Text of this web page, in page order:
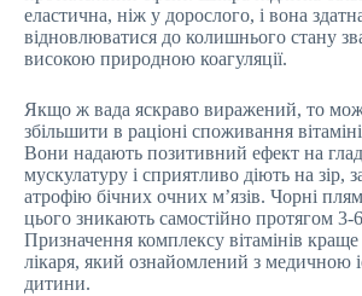
еластична, ніж у дорослого, і вона
відновлюватися до колишнього стану
високою природною коагуляції.
Якщо ж вада яскраво виражений, то
збільшити в раціоні споживання
Вони надають позитивний ефект на
мускулатуру і сприятливо діють на зір,
атрофію бічних очних м’язів. Чорні
цього зникають самостійно протягом 3-
Призначення комплексу вітамінів краще
лікаря, який ознайомлений з медичною
дитини.